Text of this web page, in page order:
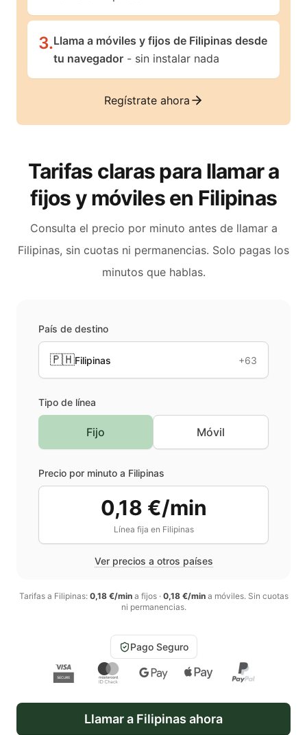
3.Llama a móviles y fijos de Filipinas desde
tu navegador - sin instalar nada
Regístrate ahora
Tarifas claras para llamar a
fijos y móviles en Filipinas
Consulta el precio por minuto antes de llamar a
Filipinas, sin cuotas ni permanencias. Solo pagas los
minutos que hablas.
País de destino
🇵🇭Filipinas +63
Tipo de línea
Fijo Móvil
Precio por minuto a Filipinas
0,18 €/min
Línea fija en Filipinas
Ver precios a otros países
Tarifas a Filipinas: 0,18 €/mina fijos· 0,18 €/mina móviles. Sin cuotas
ni permanencias.
Pago Seguro
Llamar a Filipinas ahora